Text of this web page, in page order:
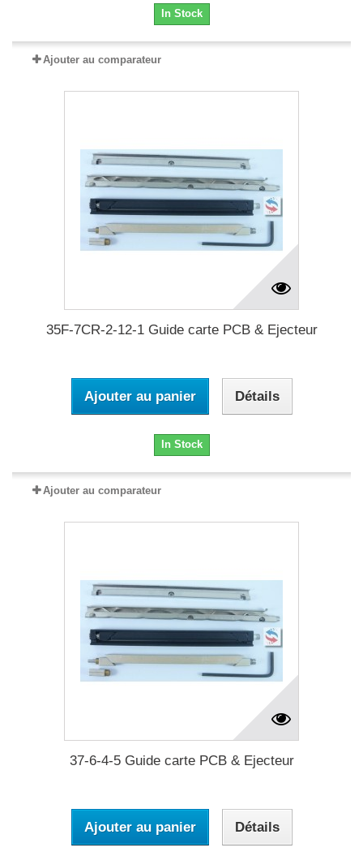
In Stock
Ajouter au comparateur
35F-7CR-2-12-1 Guide carte PCB & Ejecteur
Ajouter au panier Détails
In Stock
Ajouter au comparateur
37-6-4-5 Guide carte PCB & Ejecteur
Ajouter au panier Détails